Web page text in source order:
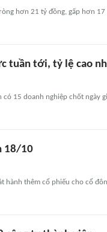
hơn 21 tỷ đồng, gấp hơn
tuần tới, tỷ lệ cao
15 doanh nghiệp chốt ngày
18/10
hành thêm cổ phiếu cho cổ